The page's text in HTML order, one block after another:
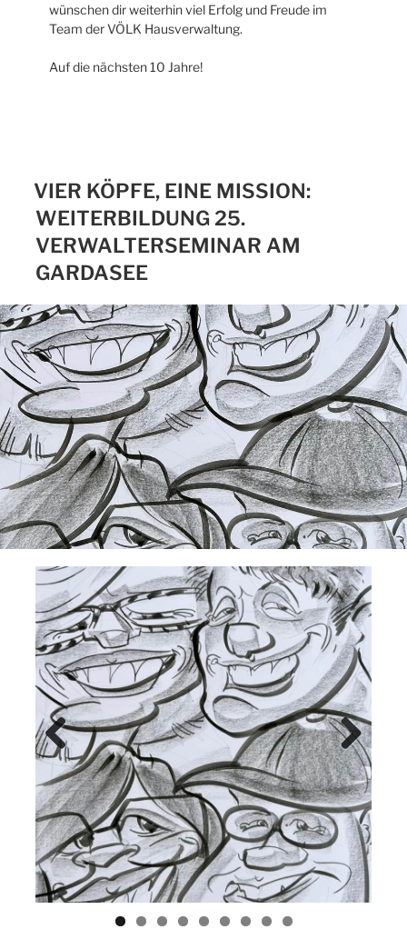
wünschen dir weiterhin viel Erfolg und Freude im
Team der VÖLK Hausverwaltung.
Auf die nächsten 10 Jahre!
VIER KÖPFE, EINE MISSION:
WEITERBILDUNG 25.
VERWALTERSEMINAR AM
GARDASEE
Previ
ous
Next